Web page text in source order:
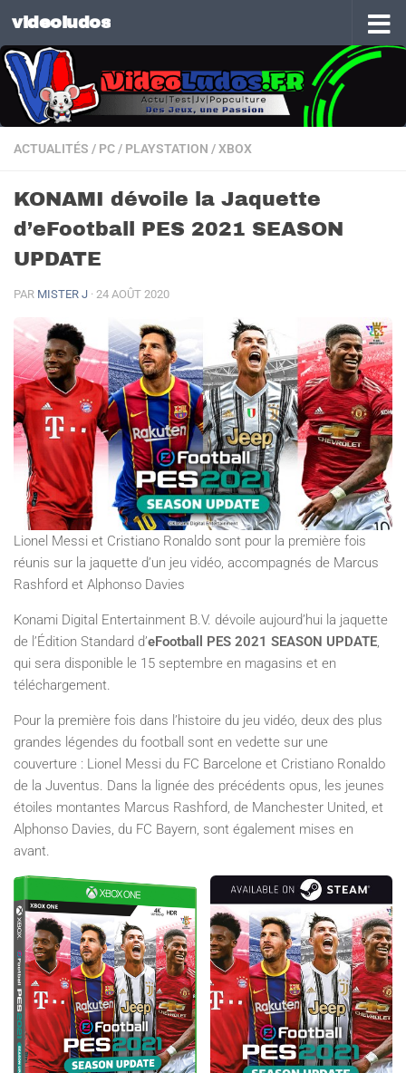
Skip to content
videoludos
ACTUALITÉS / PC/ PLAYSTATION /XBOX
KONAMI dévoile la Jaquette
d’eFootball PES 2021 SEASON
UPDATE
PAR MISTER J · 24 AOÛT 2020
Lionel Messi et Cristiano Ronaldo sont pour la première fois
réunis sur la jaquette d’un jeu vidéo, accompagnés de Marcus
Rashford et Alphonso Davies
Konami Digital Entertainment B.V. dévoile aujourd’hui la jaquette
de l’Édition Standard d’eFootball PES 2021 SEASON UPDATE,
qui sera disponible le 15 septembre en magasins et en
téléchargement.
Pour la première fois dans l’histoire du jeu vidéo, deux des plus
grandes légendes du football sont en vedette sur une
couverture : Lionel Messi du FC Barcelone et Cristiano Ronaldo
de la Juventus. Dans la lignée des précédents opus, les jeunes
étoiles montantes Marcus Rashford, de Manchester United, et
Alphonso Davies, du FC Bayern, sont également mises en
avant.